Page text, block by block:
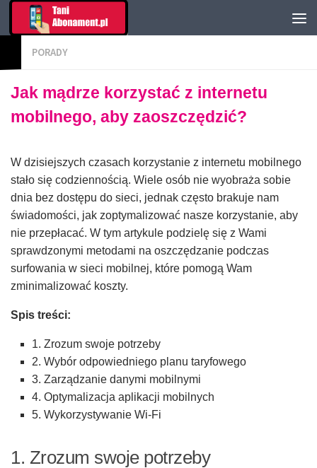
PORADY
Jak mądrze korzystać z internetu
mobilnego, aby zaoszczędzić?
W dzisiejszych czasach korzystanie z internetu mobilnego
stało się codziennością. Wiele osób nie wyobraża sobie
dnia bez dostępu do sieci, jednak często brakuje nam
świadomości, jak zoptymalizować nasze korzystanie, aby
nie przepłacać. W tym artykule podzielę się z Wami
sprawdzonymi metodami na oszczędzanie podczas
surfowania w sieci mobilnej, które pomogą Wam
zminimalizować koszty.
Spis treści:
1. Zrozum swoje potrzeby
2. Wybór odpowiedniego planu taryfowego
3. Zarządzanie danymi mobilnymi
4. Optymalizacja aplikacji mobilnych
5. Wykorzystywanie Wi-Fi
1. Zrozum swoje potrzeby